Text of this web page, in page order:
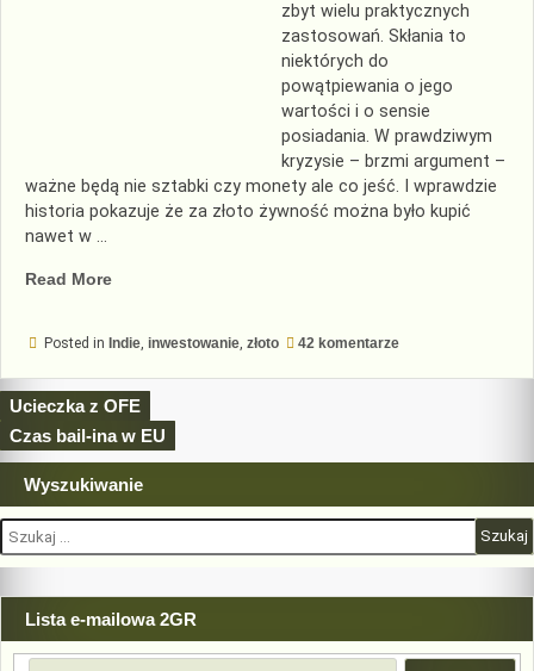
zbyt wielu praktycznych
zastosowań. Skłania to
niektórych do
powątpiewania o jego
wartości i o sensie
posiadania. W prawdziwym
kryzysie – brzmi argument –
ważne będą nie sztabki czy monety ale co jeść. I wprawdzie
historia pokazuje że za złoto żywność można było kupić
nawet w …
Read More„Złotem
Posted in Indie, inwestowanie, złoto 42 komentarzedo
Nawigacja
wpisu
Ucieczka z OFE
Czas bail-ina w EU
Wyszukiwanie
Szukaj:
Lista e-mailowa 2GR